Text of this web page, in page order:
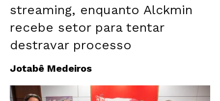
streaming, enquanto Alckmin
recebe setor para tentar
destravar processo
Jotabê Medeiros